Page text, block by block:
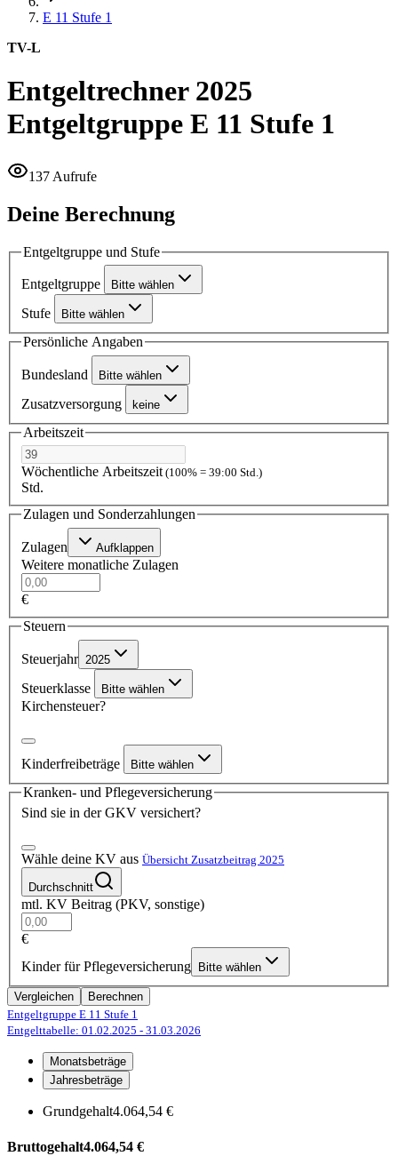
E 11 Stufe 1
TV-L
Entgeltrechner 2025
Entgeltgruppe E 11 Stufe 1
137 Aufrufe
Deine Berechnung
Entgeltgruppe und Stufe
Entgeltgruppe Bitte wählen
Stufe Bitte wählen
Persönliche Angaben
Bundesland Bitte wählen
Zusatzversorgung keine
Arbeitszeit
Wöchentliche Arbeitszeit(100% = 39:00 Std.)
Std.
Zulagen und Sonderzahlungen
Zulagen Aufklappen
Weitere monatliche Zulagen
€
Steuern
Steuerjahr 2025
Steuerklasse Bitte wählen
Kirchensteuer?
Kinderfreibeträge Bitte wählen
Kranken- und Pflegeversicherung
Sind sie in der GKV versichert?
Wähle deine KV aus Übersicht Zusatzbeitrag 2025
Durchschnitt
mtl. KV Beitrag (PKV, sonstige)
€
Kinder für Pflegeversicherung
Bitte wählen
Vergleichen
Berechnen
Entgeltgruppe E 11 Stufe 1
Entgelttabelle: 01.02.2025 - 31.03.2026
Monatsbeträge
Jahresbeträge
Grundgehalt4.064,54 €
Bruttogehalt4.064,54 €